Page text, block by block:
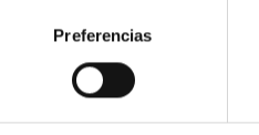
Preferencias